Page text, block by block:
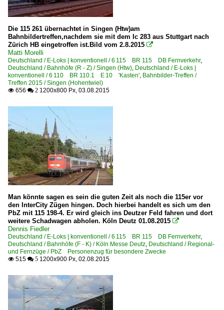
Die 115 261 übernachtet in Singen (Htw)am
Bahnbildertreffen,nachdem sie mit dem Ic 283 aus Stuttgart nach
Zürich HB eingetroffen ist.Bild vom 2.8.2015 
Matti Morelli
Deutschland / E-Loks | konventionell / 6 115 BR 115 DB Fernverkehr,
Deutschland / Bahnhöfe (R - Z) / Singen (Htw), Deutschland / E-Loks |
konventionell / 6 110 BR 110.1 E 10 'Kasten', Bahnbilder-Treffen /
Treffen 2015 / Singen (Hohentwiel)
 656  2 1200x800 Px, 03.08.2015
Man könnte sagen es sein die guten Zeit als noch die 115er vor
den InterCity Zügen hingen. Doch hierbei handelt es sich um den
PbZ mit 115 198-4. Er wird gleich ins Deutzer Feld fahren und dort
weitere Schadwagen abholen. Köln Deutz 01.08.2015 
Dennis Fiedler
Deutschland / E-Loks | konventionell / 6 115 BR 115 DB Fernverkehr,
Deutschland / Bahnhöfe (F - K) / Köln Messe Deutz, Deutschland / Regional-
und Fernzüge / PbZ Personenzug für besondere Zwecke
 515  5 1200x900 Px, 02.08.2015